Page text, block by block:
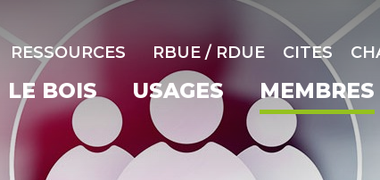
RESSOURCES RBUE / RDUE CITES
LE BOIS USAGES MEMBRES